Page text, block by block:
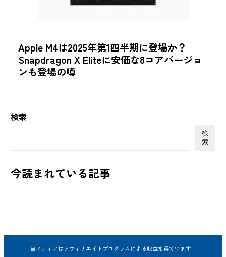
Apple M4は2025年第1四半期に登場か？
Snapdragon X Eliteに安価な8コアバージョ
ンも登場の噂
検索
検
索
今読まれている記事
当メディアはアフィリエイトプログラムによる収益を得ています